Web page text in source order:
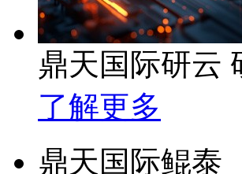
鼎天国际研云
了解更多
鼎天国际鲲泰